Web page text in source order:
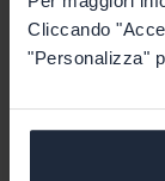
Cliccando
"Personalizza"